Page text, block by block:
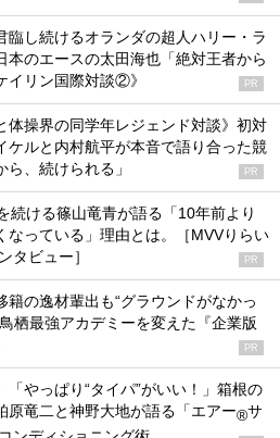
臨し続けるオランダの超人ハリー・ラ
本のエースの太田海也「絶対王者から
イリン国際対談②》
PR
体操界の同学年レジェンド対談》初対
ケルと内村航平が本音で語り合った競
ら、続けられる」
PR
続ける篠山竜青が語る「10年前より
なっている」理由とは。［MVVりらい
タビュー］
PR
籍の逸材輩出も“グラウンドがなかっ
栖最強アカデミーを変えた『企業版
PR
「やっぱり“タイパ”がいい！」箱根の
原竜二と神野大地が語る「エアー®サ